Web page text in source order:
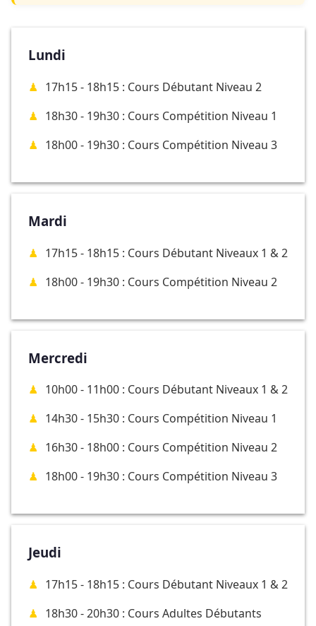
Lundi
17h15 - 18h15 : Cours Débutant Niveau 2
18h30 - 19h30 : Cours Compétition Niveau 1
18h00 - 19h30 : Cours Compétition Niveau 3
Mardi
17h15 - 18h15 : Cours Débutant Niveaux 1 & 2
18h00 - 19h30 : Cours Compétition Niveau 2
Mercredi
10h00 - 11h00 : Cours Débutant Niveaux 1 & 2
14h30 - 15h30 : Cours Compétition Niveau 1
16h30 - 18h00 : Cours Compétition Niveau 2
18h00 - 19h30 : Cours Compétition Niveau 3
Jeudi
17h15 - 18h15 : Cours Débutant Niveaux 1 & 2
18h30 - 20h30 : Cours Adultes Débutants